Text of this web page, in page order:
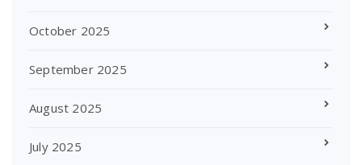
October 2025
September 2025
August 2025
July 2025